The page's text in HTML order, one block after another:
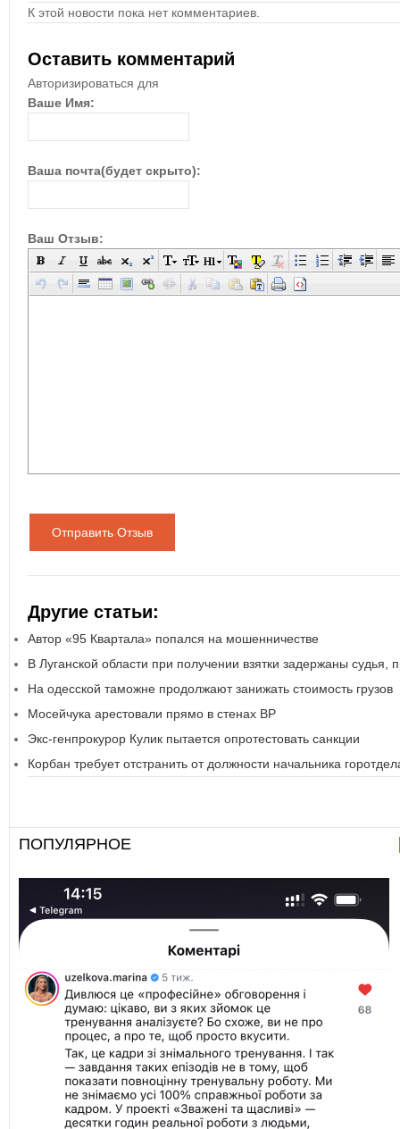
К этой новости пока нет комментариев.
Оставить комментарий
Авторизироваться для
Ваше Имя:
Ваша почта(будет скрыто):
Ваш Отзыв:
Отправить Отзыв
Другие статьи:
Автор «95 Квартала» попался на мошенничестве
В Луганской области при получении взятки задержаны судья,
На одесской таможне продолжают занижать стоимость грузов
Мосейчука арестовали прямо в стенах ВР
Экс-генпрокурор Кулик пытается опротестовать санкции
Корбан требует отстранить от должности начальника
ПОПУЛЯРНОЕ